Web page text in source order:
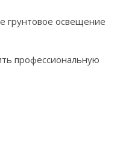
грунтовое освещение
профессиональную